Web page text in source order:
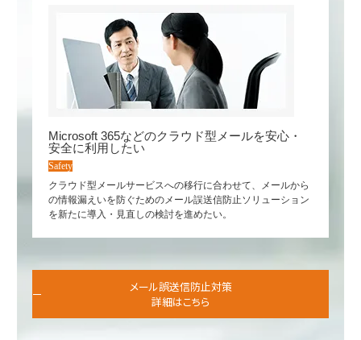
Microsoft 365などのクラウド型メールを安心・
安全に利用したい
Safety
クラウド型メールサービスへの移行に合わせて、メールから
の情報漏えいを防ぐためのメール誤送信防止ソリューション
を新たに導入・見直しの検討を進めたい。
メール誤送信防止対策
詳細はこちら